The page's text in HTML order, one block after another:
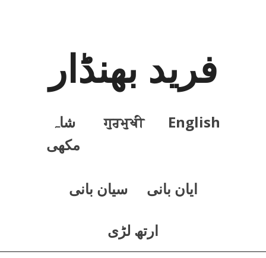
فرید بھنڈار
English
ਗੁਰਮੁਖੀ
شاہ
مکھی
ايان بانی سيان بانی
ارتھ لڑی